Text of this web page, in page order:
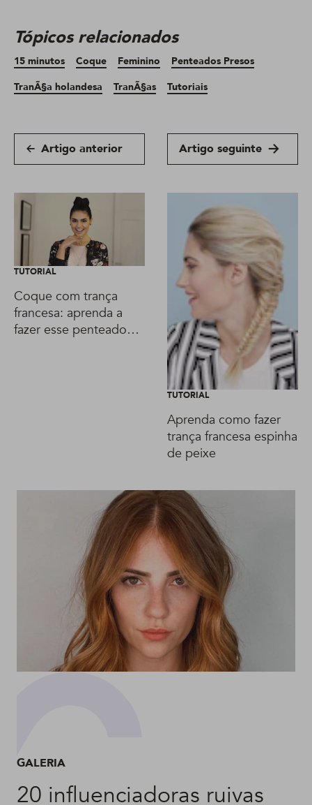
Tópicos relacionados
15 minutos Coque Feminino
Penteados Presos
TranÃ§a holandesa
TranÃ§as Tutoriais
Artigo anterior Artigo seguinte
TUTORIAL
Coque com trança
francesa: aprenda a
fazer esse penteado
TUTORIAL
Aprenda como fazer
trança francesa espinha
de peixe
GALERIA
20 influenciadoras ruivas